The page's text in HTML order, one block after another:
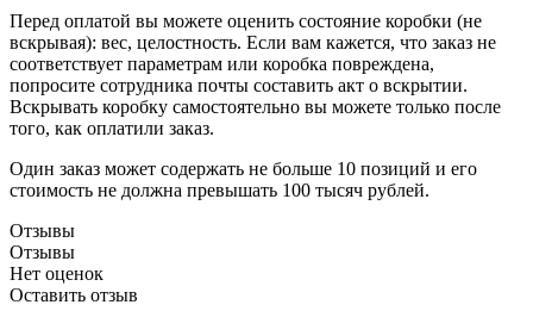
Перед оплатой вы можете оценить состояние коробки (не
вскрывая): вес, целостность. Если вам кажется, что заказ не
соответствует параметрам или коробка повреждена,
попросите сотрудника почты составить акт о вскрытии.
Вскрывать коробку самостоятельно вы можете только после
того, как оплатили заказ.
Один заказ может содержать не больше 10 позиций и его
стоимость не должна превышать 100 тысяч рублей.
Отзывы
Отзывы
Нет оценок
Оставить отзыв